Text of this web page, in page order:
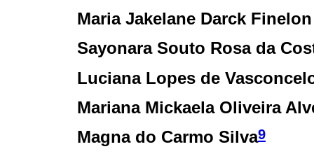
Maria Jakelane Darck
Sayonara Souto Rosa da
Luciana Lopes de
Mariana Mickaela Oliveira
Magna do Carmo Silva9